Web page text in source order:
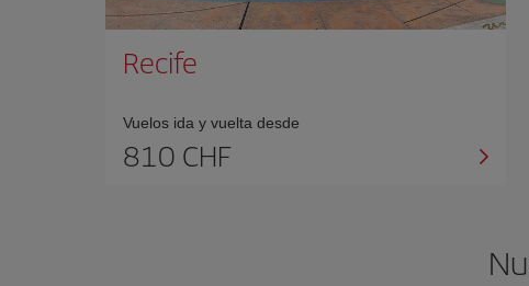
Recife
Vuelos ida y vuelta desde
810 CHF